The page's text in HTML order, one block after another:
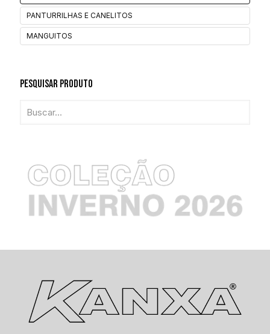
PANTURRILHAS E CANELITOS
MANGUITOS
Pesquisar Produto